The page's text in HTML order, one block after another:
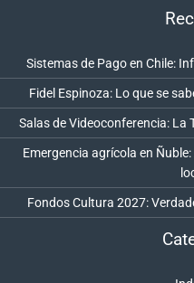
Sistemas de Pago en Chile:
Fidel Espinoza: Lo que se
Salas de Videoconferencia:
Emergencia agrícola en
Fondos Cultura 2027: